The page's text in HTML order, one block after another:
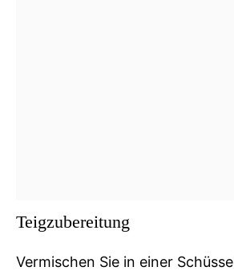
Teigzubereitung
Vermischen Sie in einer